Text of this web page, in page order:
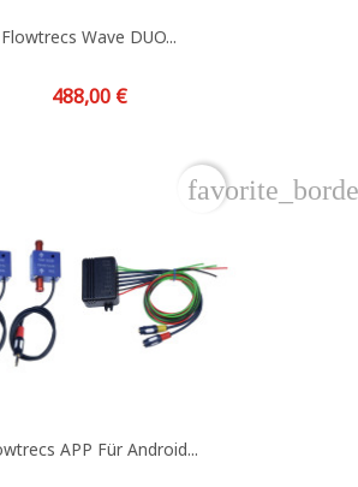
Flowtrecs Wave DUO...
Preis
488,00 €
APP Für Android...